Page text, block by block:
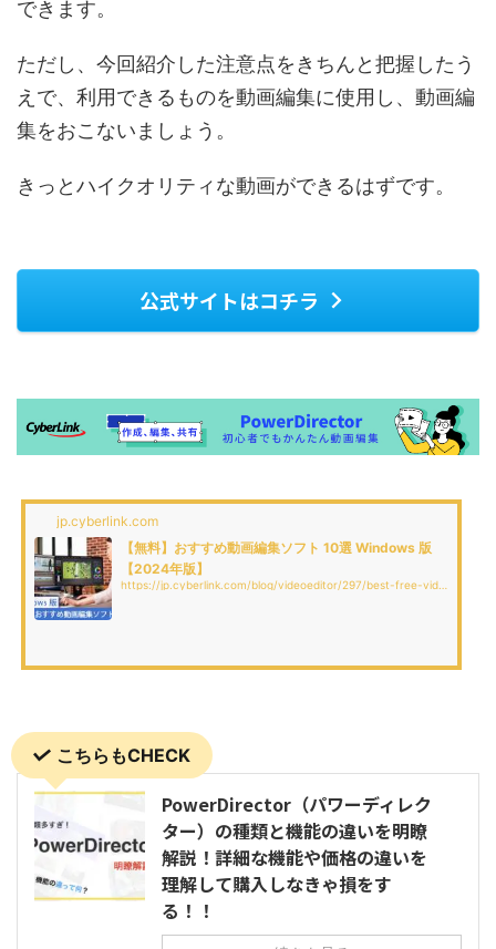
できます。
ただし、今回紹介した注意点をきちんと把握したう
えで、利用できるものを動画編集に使用し、動画編
集をおこないましょう。
きっとハイクオリティな動画ができるはずです。
公式サイトはコチラ
jp.cyberlink.com
【無料】おすすめ動画編集ソフト 10選 Windows 版
【2024年版】
こちらもCHECK
PowerDirector（パワーディレク
ター）の種類と機能の違いを明瞭
解説！詳細な機能や価格の違いを
理解して購入しなきゃ損をす
る！！